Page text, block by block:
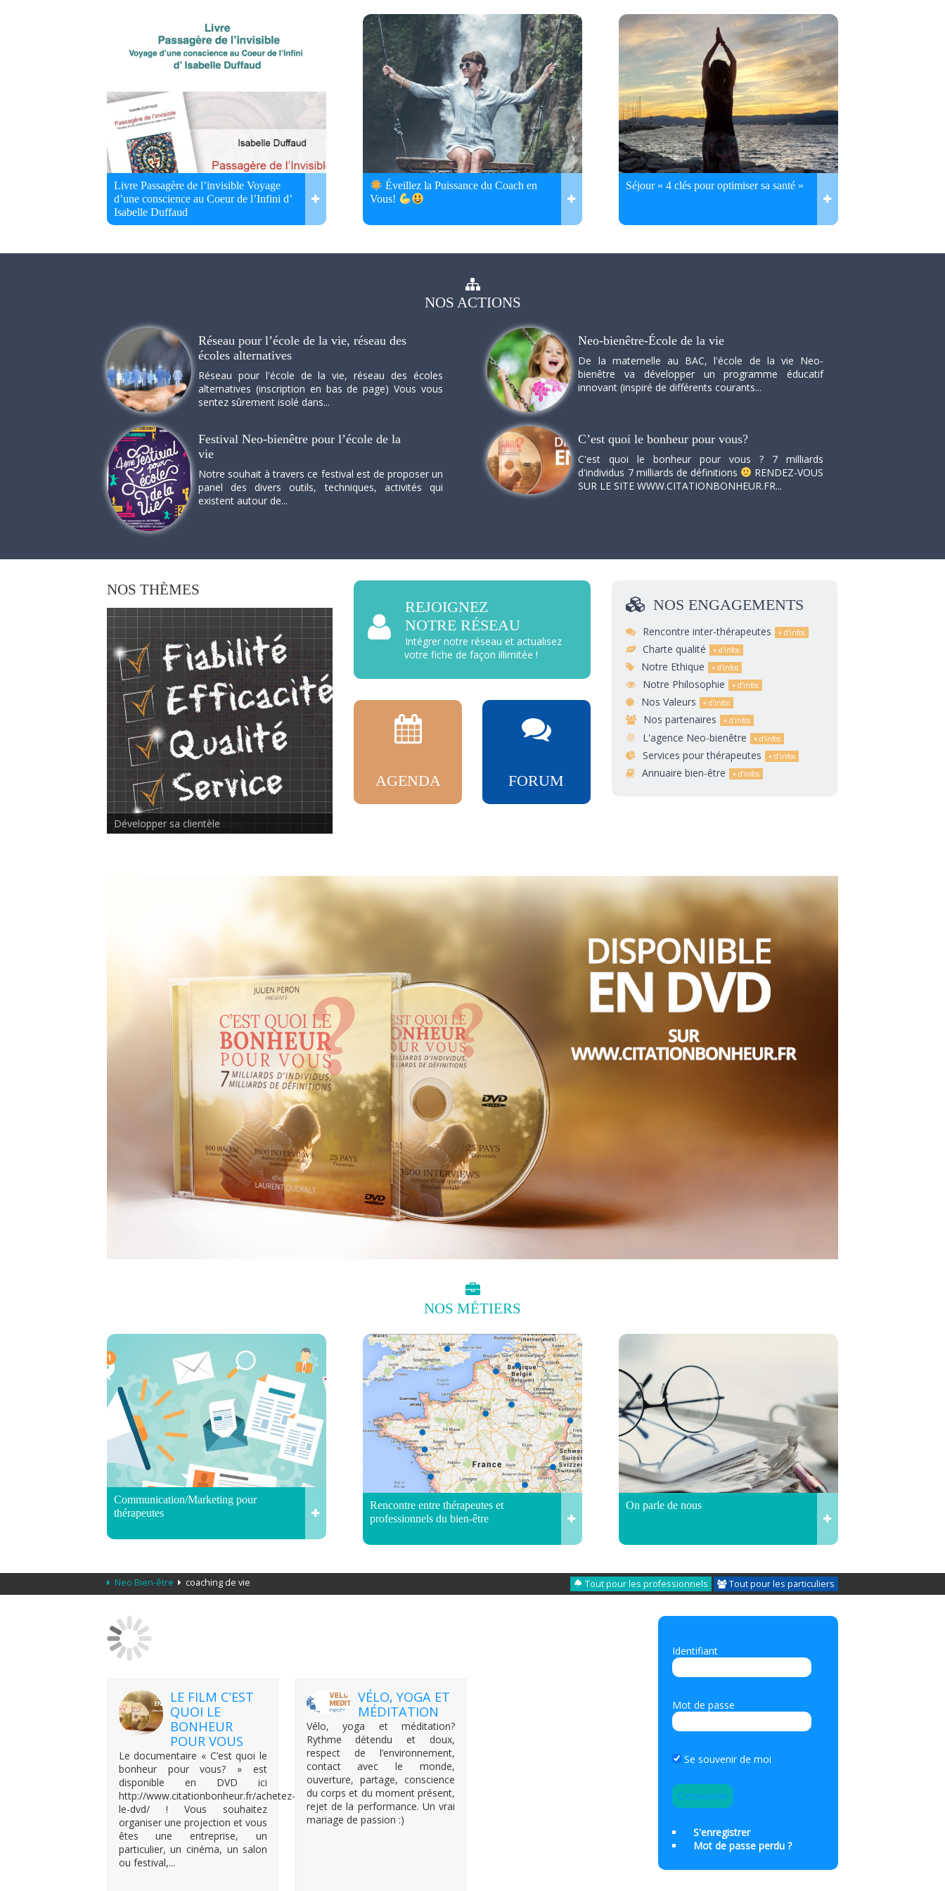
Livre Passagère de l’invisible Voyage
d’une conscience au Coeur de l’Infini d’
Isabelle Duffaud
Éveillez la Puissance du Coach en
Vous!
Séjour « 4 clés pour optimiser sa santé »
NOS ACTIONS
Réseau pour l’école de la vie, réseau des
écoles alternatives
Réseau pour l'école de la vie, réseau des écoles
alternatives (inscription en bas de page) Vous vous
sentez sûrement isolé dans...
Neo-bienêtre-École de la vie
De la maternelle au BAC, l'école de la vie Neo-
bienêtre va développer un programme éducatif
innovant (inspiré de différents courants...
Festival Neo-bienêtre pour l’école de la
vie
Notre souhait à travers ce festival est de proposer un
panel des divers outils, techniques, activités qui
existent autour de...
C’est quoi le bonheur pour vous?
C'est quoi le bonheur pour vous ? 7 milliards
d'individus 7 milliards de définitions
RENDEZ-VOUS
SUR LE SITE WWW.CITATIONBONHEUR.FR...
NOS THÈMES
Rencontre inter-thérapeutes
REJOIGNEZ
NOTRE RÉSEAU
Intégrer notre réseau et actualisez
votre fiche de façon illimitée !
AGENDA FORUM
NOS ENGAGEMENTS
Rencontre inter-thérapeutes
Charte qualité
Notre Ethique
Notre Philosophie
Nos Valeurs
Nos partenaires
L'agence Neo-bienêtre
Services pour thérapeutes
Annuaire bien-être
NOS MÉTIERS
Communication/Marketing pour
thérapeutes
Rencontre entre thérapeutes et
professionnels du bien-être
On parle de nous
Neo Bien-être coaching de vie Tout pour les professionnels Tout pour les particuliers
LE FILM C’EST
QUOI LE
BONHEUR
POUR VOUS
Le documentaire « C’est quoi le
bonheur pour vous? » est
disponible en DVD ici
http://www.citationbonheur.fr/achetez-
le-dvd/ ! Vous souhaitez
organiser une projection et vous
êtes une entreprise, un
particulier, un cinéma, un salon
ou festival,...
VÉLO, YOGA ET
MÉDITATION
Vélo, yoga et méditation?
Rythme détendu et doux,
respect de l’environnement,
contact avec le monde,
ouverture, partage, conscience
du corps et du moment présent,
rejet de la performance. Un vrai
mariage de passion :)
Identifiant
Mot de passe
Se souvenir de moi
S'enregistrer
Mot de passe perdu ?